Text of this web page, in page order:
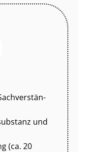
und
(ca. 20